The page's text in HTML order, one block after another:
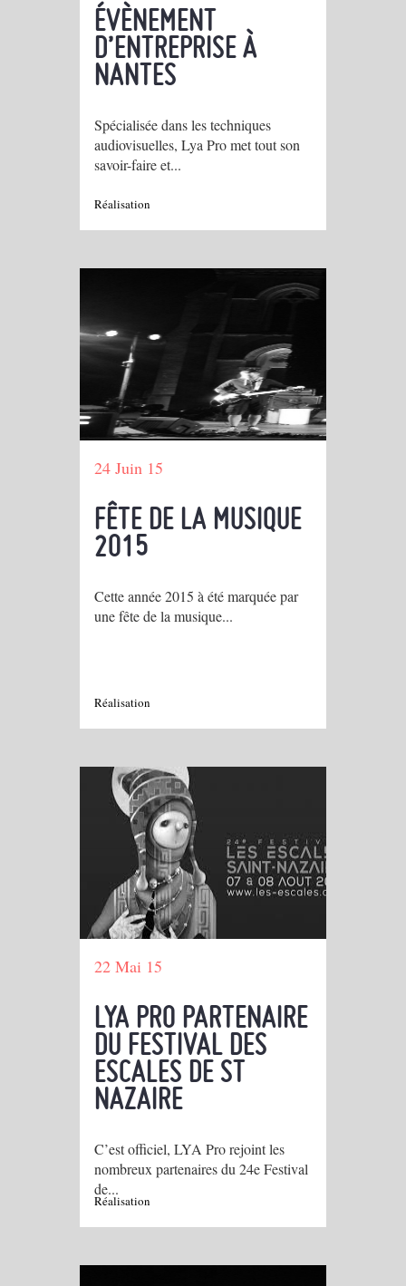
ÉVÈNEMENT
D’ENTREPRISE À
NANTES
Spécialisée dans les techniques
audiovisuelles, Lya Pro met tout son
savoir-faire et...
Réalisation
24 Juin 15
FÊTE DE LA MUSIQUE
2015
Cette année 2015 à été marquée par
une fête de la musique...
Réalisation
22 Mai 15
LYA PRO PARTENAIRE
DU FESTIVAL DES
ESCALES DE ST
NAZAIRE
C’est officiel, LYA Pro rejoint les
nombreux partenaires du 24e Festival
de...
Réalisation